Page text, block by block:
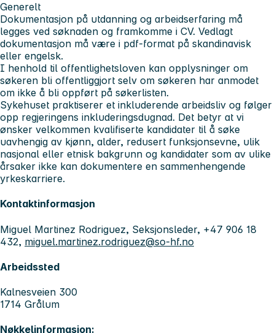
Generelt
Dokumentasjon på utdanning og arbeidserfaring må
legges ved søknaden og framkomme i CV. Vedlagt
dokumentasjon må være i pdf-format på skandinavisk
eller engelsk.
I henhold til offentlighetsloven kan opplysninger om
søkeren bli offentliggjort selv om søkeren har anmodet
om ikke å bli oppført på søkerlisten.
Sykehuset praktiserer et inkluderende arbeidsliv og følger
opp regjeringens inkluderingsdugnad. Det betyr at vi
ønsker velkommen kvalifiserte kandidater til å søke
uavhengig av kjønn, alder, redusert funksjonsevne, ulik
nasjonal eller etnisk bakgrunn og kandidater som av ulike
årsaker ikke kan dokumentere en sammenhengende
yrkeskarriere.
Kontaktinformasjon
Miguel Martinez Rodriguez, Seksjonsleder, +47 906 18
432, miguel.martinez.rodriguez@so-hf.no
Arbeidssted
Kalnesveien 300
1714 Grålum
Nøkkelinformasjon: